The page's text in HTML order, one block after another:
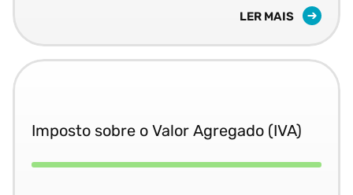
LER MAIS
Imposto sobre o Valor Agregado (IVA)